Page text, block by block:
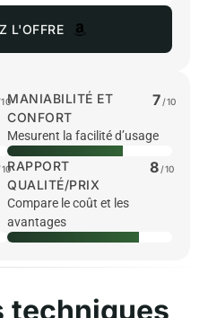
L'OFFRE
MANIABILITÉ ET
CONFORT
7 /10
Mesurent la facilité d’usage
RAPPORT
QUALITÉ/PRIX
8 /10
Compare le coût et les
avantages
techniques